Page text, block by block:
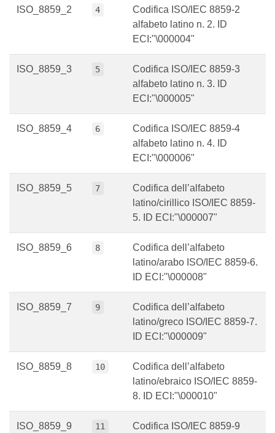
ISO_8859_2 4
Codifica ISO/IEC 8859-2
alfabeto latino n. 2. ID
ECI:"\000004"
ISO_8859_3 5
Codifica ISO/IEC 8859-3
alfabeto latino n. 3. ID
ECI:"\000005"
ISO_8859_4 6
Codifica ISO/IEC 8859-4
alfabeto latino n. 4. ID
ECI:"\000006"
ISO_8859_5 7
Codifica dell’alfabeto
latino/cirillico ISO/IEC 8859-
5. ID ECI:"\000007"
ISO_8859_6 8
Codifica dell’alfabeto
latino/arabo ISO/IEC 8859-6.
ID ECI:"\000008"
ISO_8859_7 9
Codifica dell’alfabeto
latino/greco ISO/IEC 8859-7.
ID ECI:"\000009"
ISO_8859_8 10
Codifica dell’alfabeto
latino/ebraico ISO/IEC 8859-
8. ID ECI:"\000010"
ISO_8859_9 11
Codifica ISO/IEC 8859-9